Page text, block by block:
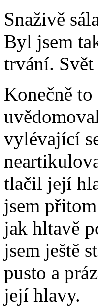
Snaživě
Byl jsem
trvání. Svět
Konečně
vylévající
tlačil její
jsem
jak hltavě
jsem ještě
pusto a
její hlavy.